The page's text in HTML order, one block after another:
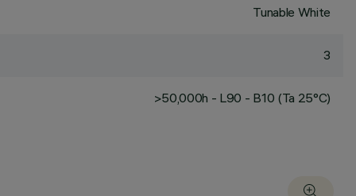
Tunable White
3
>50,000h - L90 - B10 (Ta 25°C)